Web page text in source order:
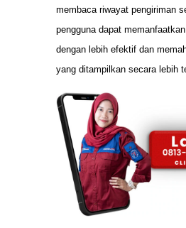
membaca riwayat pengiriman
pengguna dapat
dengan lebih efektif dan
yang ditampilkan secara lebih